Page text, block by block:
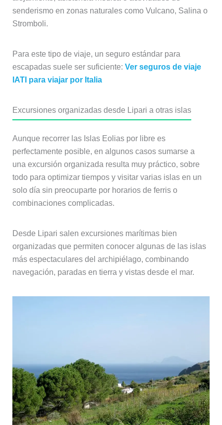
senderismo en zonas naturales como Vulcano, Salina o
Stromboli.
Para este tipo de viaje, un seguro estándar para
escapadas suele ser suficiente: Ver seguros de viaje
IATI para viajar por Italia
Excursiones organizadas desde Lipari a otras islas
Aunque recorrer las Islas Eolias por libre es
perfectamente posible, en algunos casos sumarse a
una excursión organizada resulta muy práctico, sobre
todo para optimizar tiempos y visitar varias islas en un
solo día sin preocuparte por horarios de ferris o
combinaciones complicadas.
Desde Lipari salen excursiones marítimas bien
organizadas que permiten conocer algunas de las islas
más espectaculares del archipiélago, combinando
navegación, paradas en tierra y vistas desde el mar.